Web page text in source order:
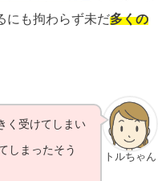
にも拘わらず未だ多くの
トルちゃん
く受けてしまい
しまったそう